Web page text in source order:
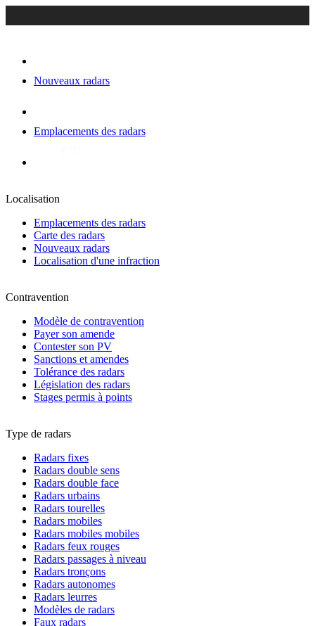
Nouveaux radars
Emplacements des radars
Localisation
Emplacements des radars
Carte des radars
Nouveaux radars
Localisation d'une infraction
Contravention
Modèle de contravention
Payer son amende
Contester son PV
Sanctions et amendes
Tolérance des radars
Législation des radars
Stages permis à points
Type de radars
Radars fixes
Radars double sens
Radars double face
Radars urbains
Radars tourelles
Radars mobiles
Radars mobiles mobiles
Radars feux rouges
Radars passages à niveau
Radars tronçons
Radars autonomes
Radars leurres
Modèles de radars
Faux radars